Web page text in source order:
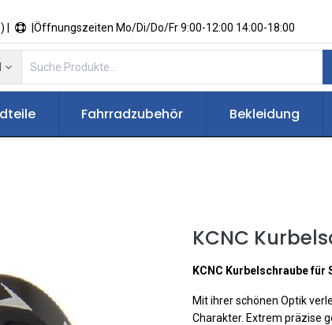
|Öffnungszeiten Mo/Di/Do/Fr 9:00-12:00 14:00-18:00
Fahrradzubehör Bekleidung
KCNC
KCNC Kurbelschraube für
Mit ihrer schönen Optik
Charakter. Extrem präzise